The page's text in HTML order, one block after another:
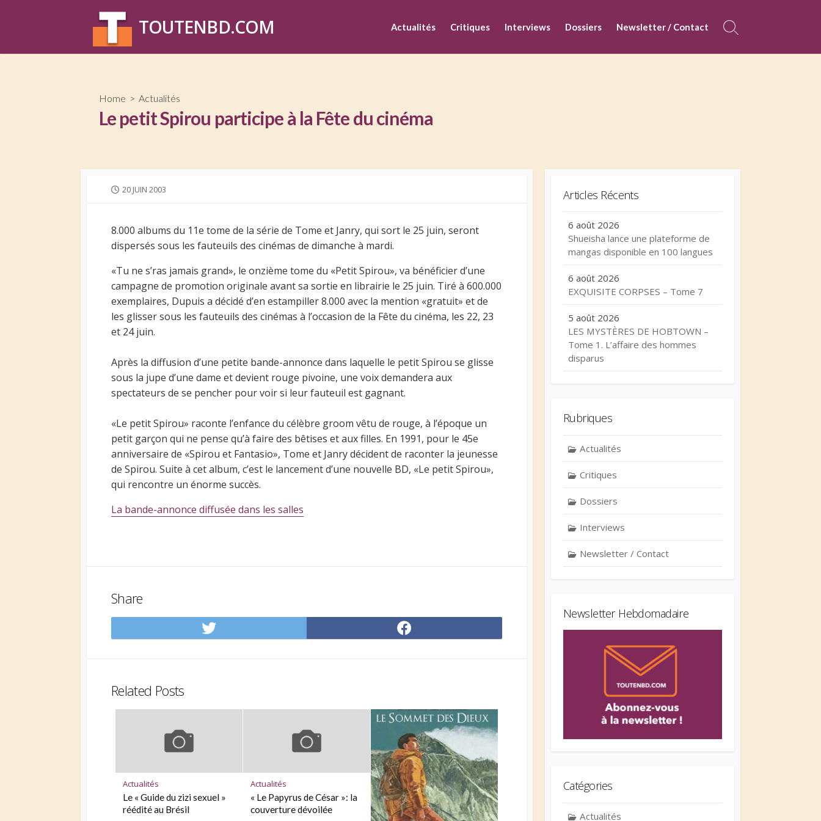
TOUTENBD.COM Actualités Critiques Interviews Dossiers Newsletter / Contact
Search
Home > Actualités
Le petit Spirou participe à la Fête du cinéma
PUBLISHED
20 JUIN 2003
8.000 albums du 11e tome de la série de Tome et Janry, qui sort le 25 juin, seront
dispersés sous les fauteuils des cinémas de dimanche à mardi.
«Tu ne s’ras jamais grand», le onzième tome du «Petit Spirou», va bénéficier d’une
campagne de promotion originale avant sa sortie en librairie le 25 juin. Tiré à 600.000
exemplaires, Dupuis a décidé d’en estampiller 8.000 avec la mention «gratuit» et de
les glisser sous les fauteuils des cinémas à l’occasion de la Fête du cinéma, les 22, 23
et 24 juin.
Après la diffusion d’une petite bande-annonce dans laquelle le petit Spirou se glisse
sous la jupe d’une dame et devient rouge pivoine, une voix demandera aux
spectateurs de se pencher pour voir si leur fauteuil est gagnant.
«Le petit Spirou» raconte l’enfance du célèbre groom vêtu de rouge, à l’époque un
petit garçon qui ne pense qu’à faire des bêtises et aux filles. En 1991, pour le 45e
anniversaire de «Spirou et Fantasio», Tome et Janry décident de raconter la jeunesse
de Spirou. Suite à cet album, c’est le lancement d’une nouvelle BD, «Le petit Spirou»,
qui rencontre un énorme succès.
La bande-annonce diffusée dans les salles
Share
Share
on
on
Related Posts
Actualités
Le « Guide du zizi sexuel »
réédité au Brésil
Actualités
« Le Papyrus de César »: la
couverture dévoilée
Articles Récents
6 août 2026
Shueisha lance une plateforme de
mangas disponible en 100 langues
6 août 2026
EXQUISITE CORPSES – Tome 7
5 août 2026
LES MYSTÈRES DE HOBTOWN –
Tome 1. L’affaire des hommes
disparus
Rubriques
Actualités
Critiques
Dossiers
Interviews
Newsletter / Contact
Newsletter Hebdomadaire
Catégories
Actualités